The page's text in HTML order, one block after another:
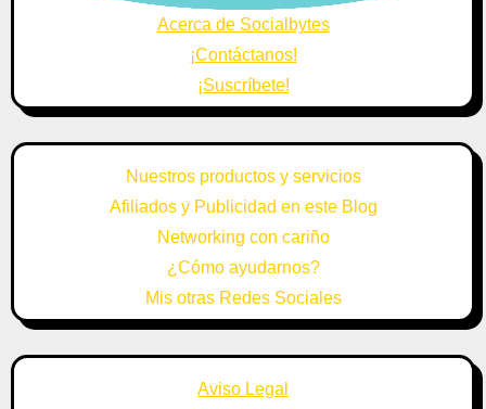
Acerca de Socialbytes
¡Contáctanos!
¡Suscríbete!
Nuestros productos y servicios
Afiliados y Publicidad en este Blog
Networking con cariño
¿Cómo ayudarnos?
Mis otras Redes Sociales
Aviso Legal